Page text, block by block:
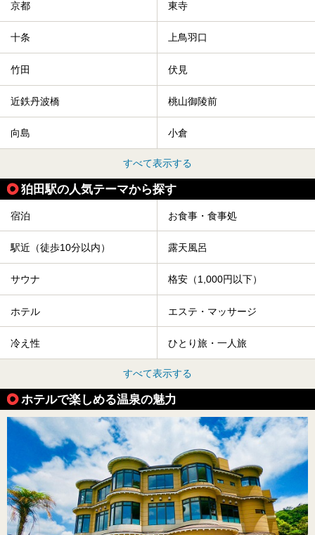
京都 東寺
十条 上鳥羽口
竹田 伏見
近鉄丹波橋 桃山御陵前
向島 小倉
すべて表示する
狛田駅の人気テーマから探す
宿泊 お食事・食事処
駅近（徒歩10分以内） 露天風呂
サウナ 格安（1,000円以下）
ホテル エステ・マッサージ
冷え性 ひとり旅・一人旅
すべて表示する
ホテルで楽しめる温泉の魅力